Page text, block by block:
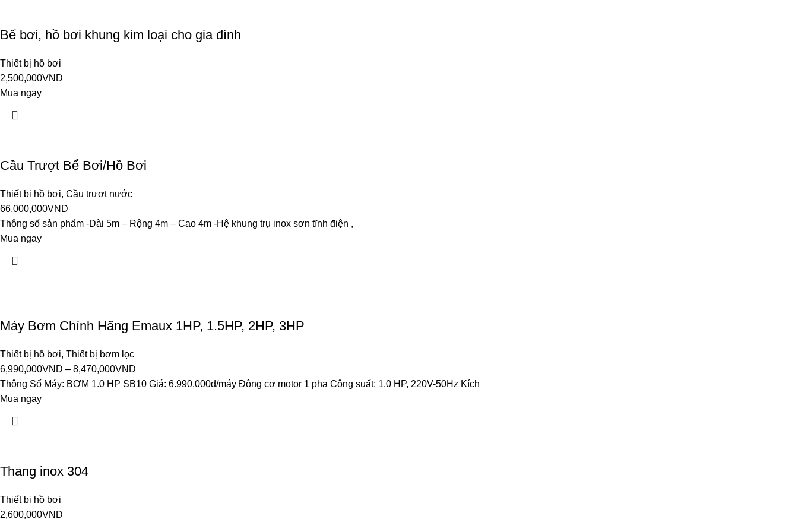
Bể bơi, hồ bơi khung kim loại cho gia đình
Thiết bị hồ bơi
2,500,000VND
Mua ngay
Cầu Trượt Bể Bơi/Hồ Bơi
Thiết bị hồ bơi, Cầu trượt nước
66,000,000VND
Thông số sản phẩm -Dài 5m – Rộng 4m – Cao 4m -Hệ khung trụ inox sơn tĩnh điện ,
Mua ngay
Máy Bơm Chính Hãng Emaux 1HP, 1.5HP, 2HP, 3HP
Thiết bị hồ bơi, Thiết bị bơm lọc
6,990,000VND – 8,470,000VND
Thông Số Máy: BƠM 1.0 HP SB10 Giá: 6.990.000đ/máy Động cơ motor 1 pha Công suất: 1.0 HP, 220V-50Hz Kích
Mua ngay
Thang inox 304
Thiết bị hồ bơi
2,600,000VND